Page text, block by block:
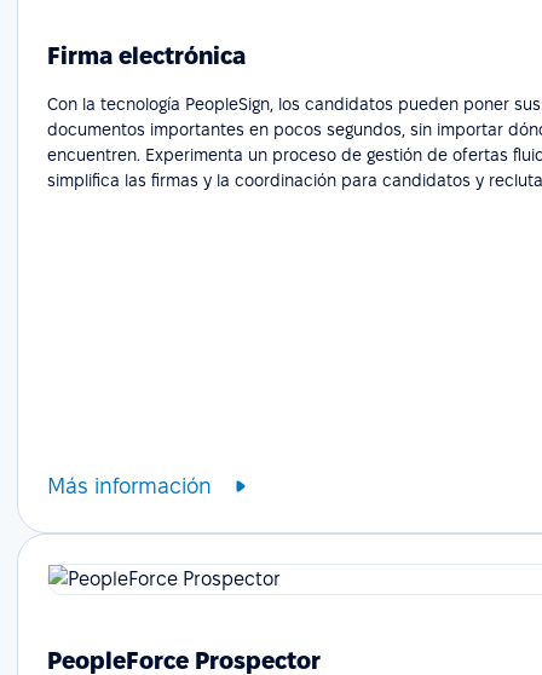
Firma electrónica
Con la tecnología PeopleSign, los candidatos pueden poner
documentos importantes en pocos segundos, sin importar
encuentren. Experimenta un proceso de gestión de ofertas
simplifica las firmas y la coordinación para candidatos y
Más información
PeopleForce Prospector